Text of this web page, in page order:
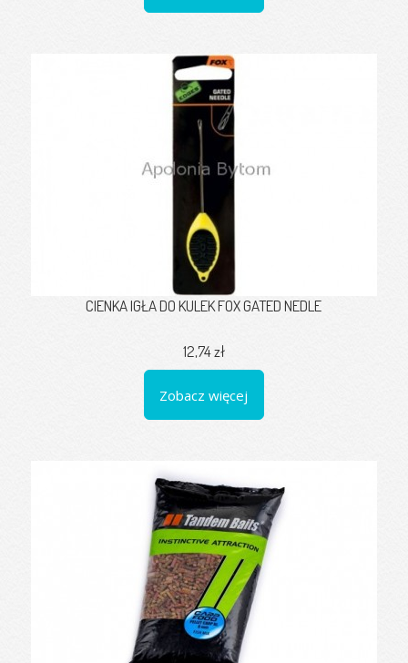
CIENKA IGŁA DO KULEK FOX GATED NEDLE
12,74 zł
Zobacz więcej